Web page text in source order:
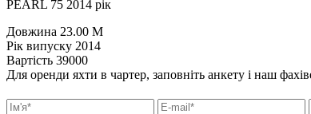
PEARL 75 2014 рік
Довжина 23.00 M
Рік випуску 2014
Вартість 39000
Для оренди яхти в чартер, заповніть анкету і наш